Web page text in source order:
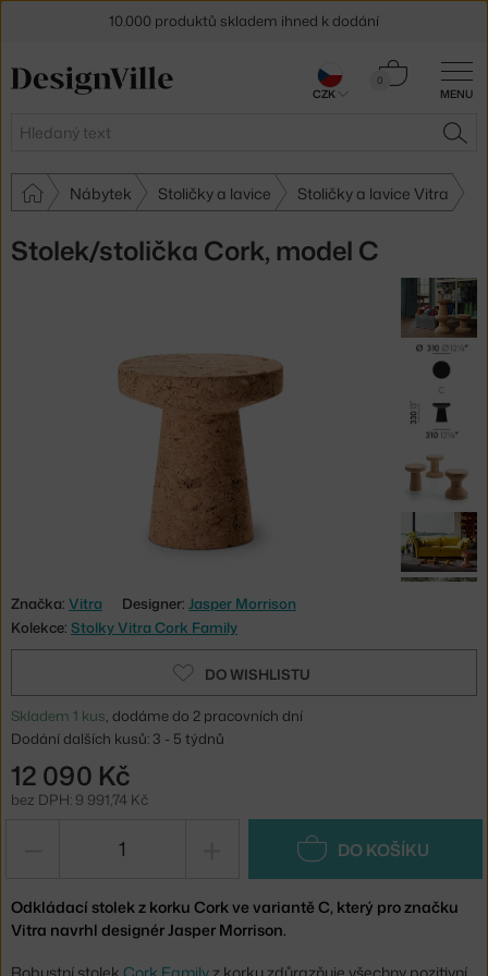
MENU
Hledat
0
Košík
Nábytek Stoličky a lavice Stoličky a lavice Vitra
Stolek/stolička Cork, model C
Značka: Vitra Designer: Jasper Morrison
Kolekce: Stolky Vitra Cork Family
DO WISHLISTU
Skladem 1 kus, dodáme do 2 pracovních dní
Dodání dalších kusů: 3 - 5 týdnů
12 090 Kč
bez DPH: 9 991,74 Kč
DO KOŠÍKU
Odkládací stolek z korku Cork ve variantě C, který pro značku
Vitra navrhl designér Jasper Morrison.
10.000 produktů skladem ihned k dodání
Sleva 5 % pro odběratele
CZK